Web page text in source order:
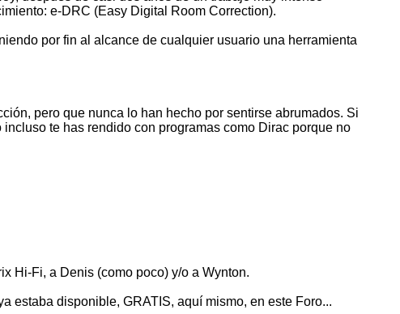
e-DRC (Easy Digital Room Correction).
por fin al alcance de cualquier usuario una herramienta
pero que nunca lo han hecho por sentirse abrumados. Si
te has rendido con programas como Dirac porque no
Hi-Fi, a Denis (como poco) y/o a Wynton.
estaba disponible, GRATIS, aquí mismo, en este Foro...